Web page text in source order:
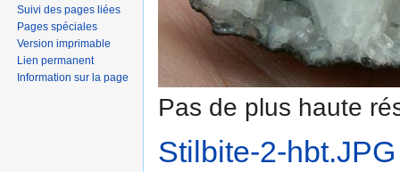
Pas de plus haute
Stilbite-2-hbt.JPG
Suivi des pages liées
Pages spéciales
Version imprimable
Lien permanent
Information sur la page